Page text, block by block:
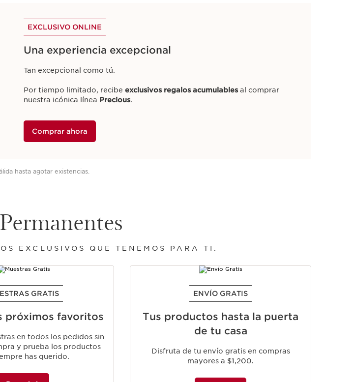
EXCLUSIVO ONLINE
Una experiencia excepcional
Tan excepcional como tú.
Por tiempo limitado, recibe exclusivos regalos acumulablesal comprar
nuestra icónica línea Precious.
Comprar ahora
hasta agotar existencias.
EXCLUSIVOS QUE TENEMOS PARA TI.
GRATIS
próximos favoritos
en todos los pedidos sin
y prueba los productos
has querido.
ENVÍO GRATIS
Tus productos hasta la puerta
de tu casa
Disfruta de tu envío gratis en compras
mayores a $1,200.